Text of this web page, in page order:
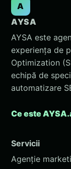
A
AYSA
AYSA este
experiența de
Optimization
echipă de
automatizare
Ce este
Servicii
Agenție